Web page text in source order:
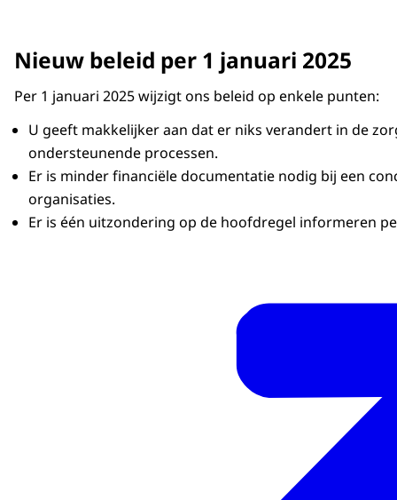
Nieuw beleid per 1 januari 2025
Per 1 januari 2025 wijzigt ons beleid op enkele punten:
U geeft makkelijker aan dat er niks verandert in de
ondersteunende processen.
Er is minder financiële documentatie nodig bij een
organisaties.
Er is één uitzondering op de hoofdregel informeren